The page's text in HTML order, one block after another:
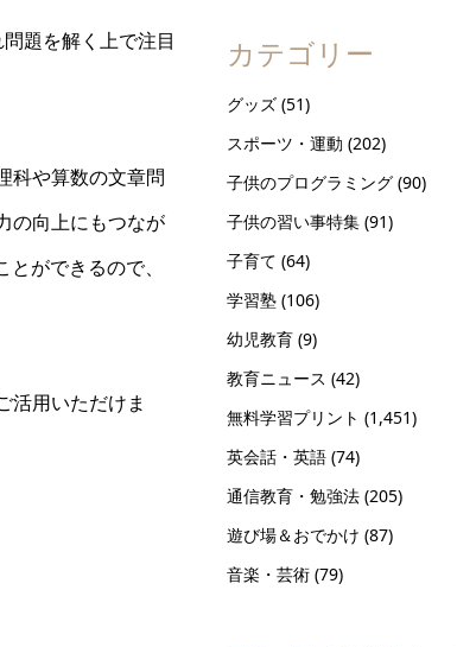
題を解く上で注目
科や算数の文章問
の向上にもつなが
ができるので、
活用いただけま
カテゴリー
グッズ (51)
スポーツ・運動 (202)
子供のプログラミング (90)
子供の習い事特集 (91)
子育て (64)
学習塾 (106)
幼児教育 (9)
教育ニュース (42)
無料学習プリント (1,451)
英会話・英語 (74)
通信教育・勉強法 (205)
遊び場＆おでかけ (87)
音楽・芸術 (79)